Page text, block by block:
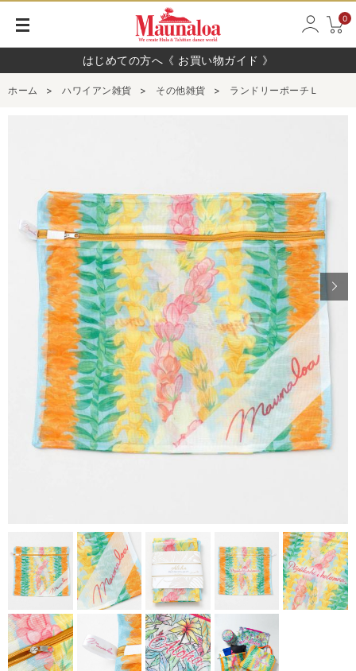
0
はじめての方へ《 お買い物ガイド 》
ホーム > ハワイアン雑貨 > その他雑貨 > ランドリーポーチＬ